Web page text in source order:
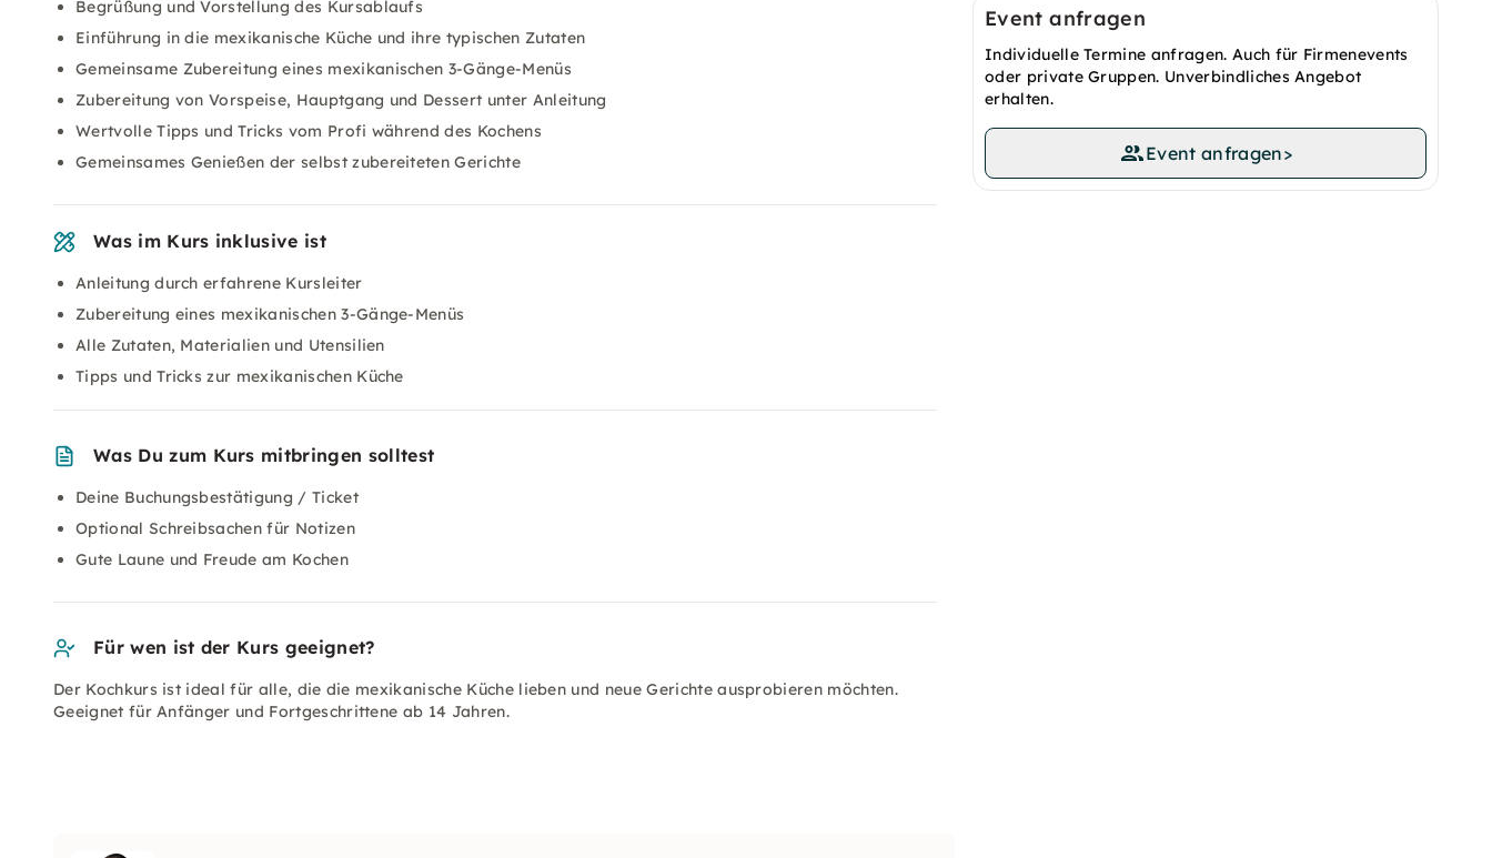
Event anfragen
Individuelle Termine anfragen. Auch für Firmenevents
oder private Gruppen. Unverbindliches Angebot
erhalten.
Event anfragen>
Begrüßung und Vorstellung des Kursablaufs
Einführung in die mexikanische Küche und ihre typischen Zutaten
Gemeinsame Zubereitung eines mexikanischen 3-Gänge-Menüs
Zubereitung von Vorspeise, Hauptgang und Dessert unter Anleitung
Wertvolle Tipps und Tricks vom Profi während des Kochens
Gemeinsames Genießen der selbst zubereiteten Gerichte
Was im Kurs inklusive ist
Anleitung durch erfahrene Kursleiter
Zubereitung eines mexikanischen 3-Gänge-Menüs
Alle Zutaten, Materialien und Utensilien
Tipps und Tricks zur mexikanischen Küche
Was Du zum Kurs mitbringen solltest
Deine Buchungsbestätigung / Ticket
Optional Schreibsachen für Notizen
Gute Laune und Freude am Kochen
Für wen ist der Kurs geeignet?
Der Kochkurs ist ideal für alle, die die mexikanische Küche lieben und neue Gerichte ausprobieren möchten.
Geeignet für Anfänger und Fortgeschrittene ab 14 Jahren.